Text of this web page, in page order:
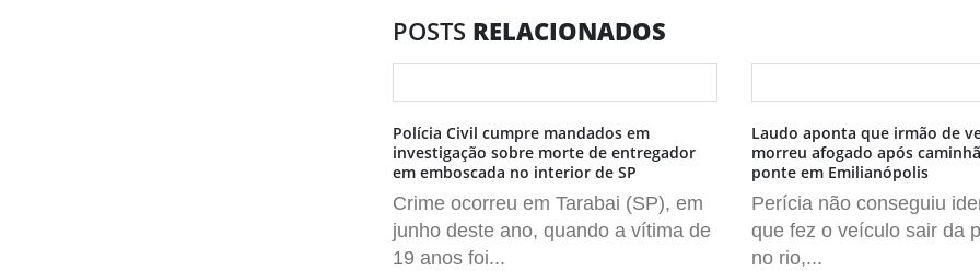
POSTS RELACIONADOS
Polícia Civil cumpre mandados em
investigação sobre morte de entregador
em emboscada no interior de SP
Crime ocorreu em Tarabai (SP), em
junho deste ano, quando a vítima de
19 anos foi...
Laudo aponta que irmão de
morreu afogado após
ponte em Emilianópolis
Perícia não conseguiu
que fez o veículo sair da
no rio,...